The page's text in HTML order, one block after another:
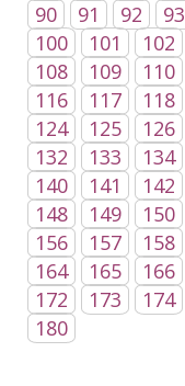
90
91 92 93
100
101 102
108
109 110
116
117 118
124
125 126
132
133 134
140
141 142
148
149 150
156
157 158
164
165 166
172
173 174
180